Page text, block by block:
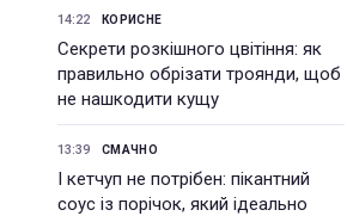
14:22 КОРИСНЕ
Секрети розкішного цвітіння: як
правильно обрізати троянди, щоб
не нашкодити кущу
13:39 СМАЧНО
І кетчуп не потрібен: пікантний
соус із порічок, який ідеально